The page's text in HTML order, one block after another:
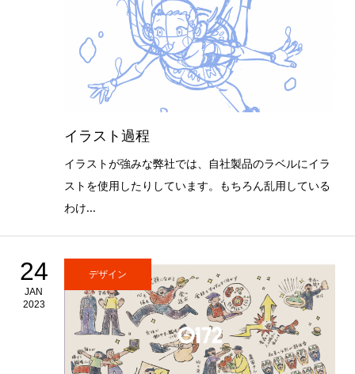
イラスト過程
イラストが強みな弊社では、自社製品のラベルにイラ
ストを使用したりしています。もちろん乱用している
わけ...
24
JAN
2023
デザイン